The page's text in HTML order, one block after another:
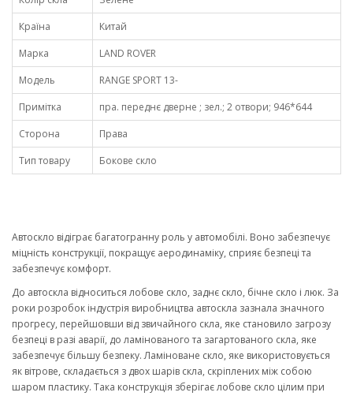
Країна
Китай
Марка
LAND ROVER
Модель
RANGE SPORT 13-
Примітка
пра. переднє дверне ; зел.; 2 отвори; 946*644
Сторона
Права
Тип товару
Бокове скло
Автоскло відіграє багатогранну роль у автомобілі. Воно забезпечує
міцність конструкції, покращує аеродинаміку, сприяє безпеці та
забезпечує комфорт.
До автоскла відноситься лобове скло, заднє скло, бічне скло і люк. За
роки розробок індустрія виробництва автоскла зазнала значного
прогресу, перейшовши від звичайного скла, яке становило загрозу
безпеці в разі аварії, до ламінованого та загартованого скла, яке
забезпечує більшу безпеку. Ламіноване скло, яке використовується
як вітрове, складається з двох шарів скла, скріплених між собою
шаром пластику. Така конструкція зберігає лобове скло цілим при